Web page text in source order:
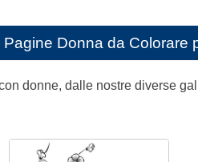
Pagine Donna da Colorare
donne, dalle nostre diverse